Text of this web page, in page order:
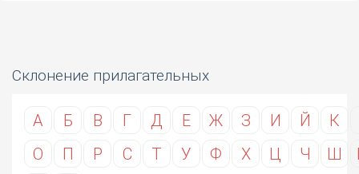
Склонение прилагательных
А Б В Г Д Е Ж З И Й К
О
П Р С Т У Ф Х Ц Ч Ш